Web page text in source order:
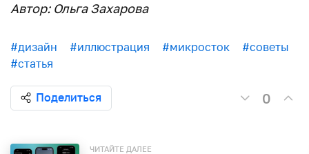
Автор: Ольга Захарова
#дизайн #иллюстрация #микросток
#советы
#статья
Поделиться 0
ЧИТАЙТЕ ДАЛЕЕ